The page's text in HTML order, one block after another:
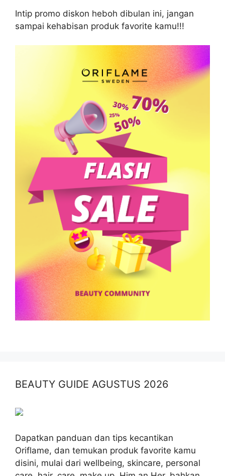
Intip promo diskon heboh dibulan ini, jangan
sampai kehabisan produk favorite kamu!!!
BEAUTY GUIDE AGUSTUS 2026
Dapatkan panduan dan tips kecantikan
Oriflame, dan temukan produk favorite kamu
disini, mulai dari wellbeing, skincare, personal